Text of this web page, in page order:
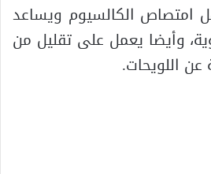
امتصاص الكالسيوم ويساعد
وأيضا يعمل على تقليل من
عن اللويحات.